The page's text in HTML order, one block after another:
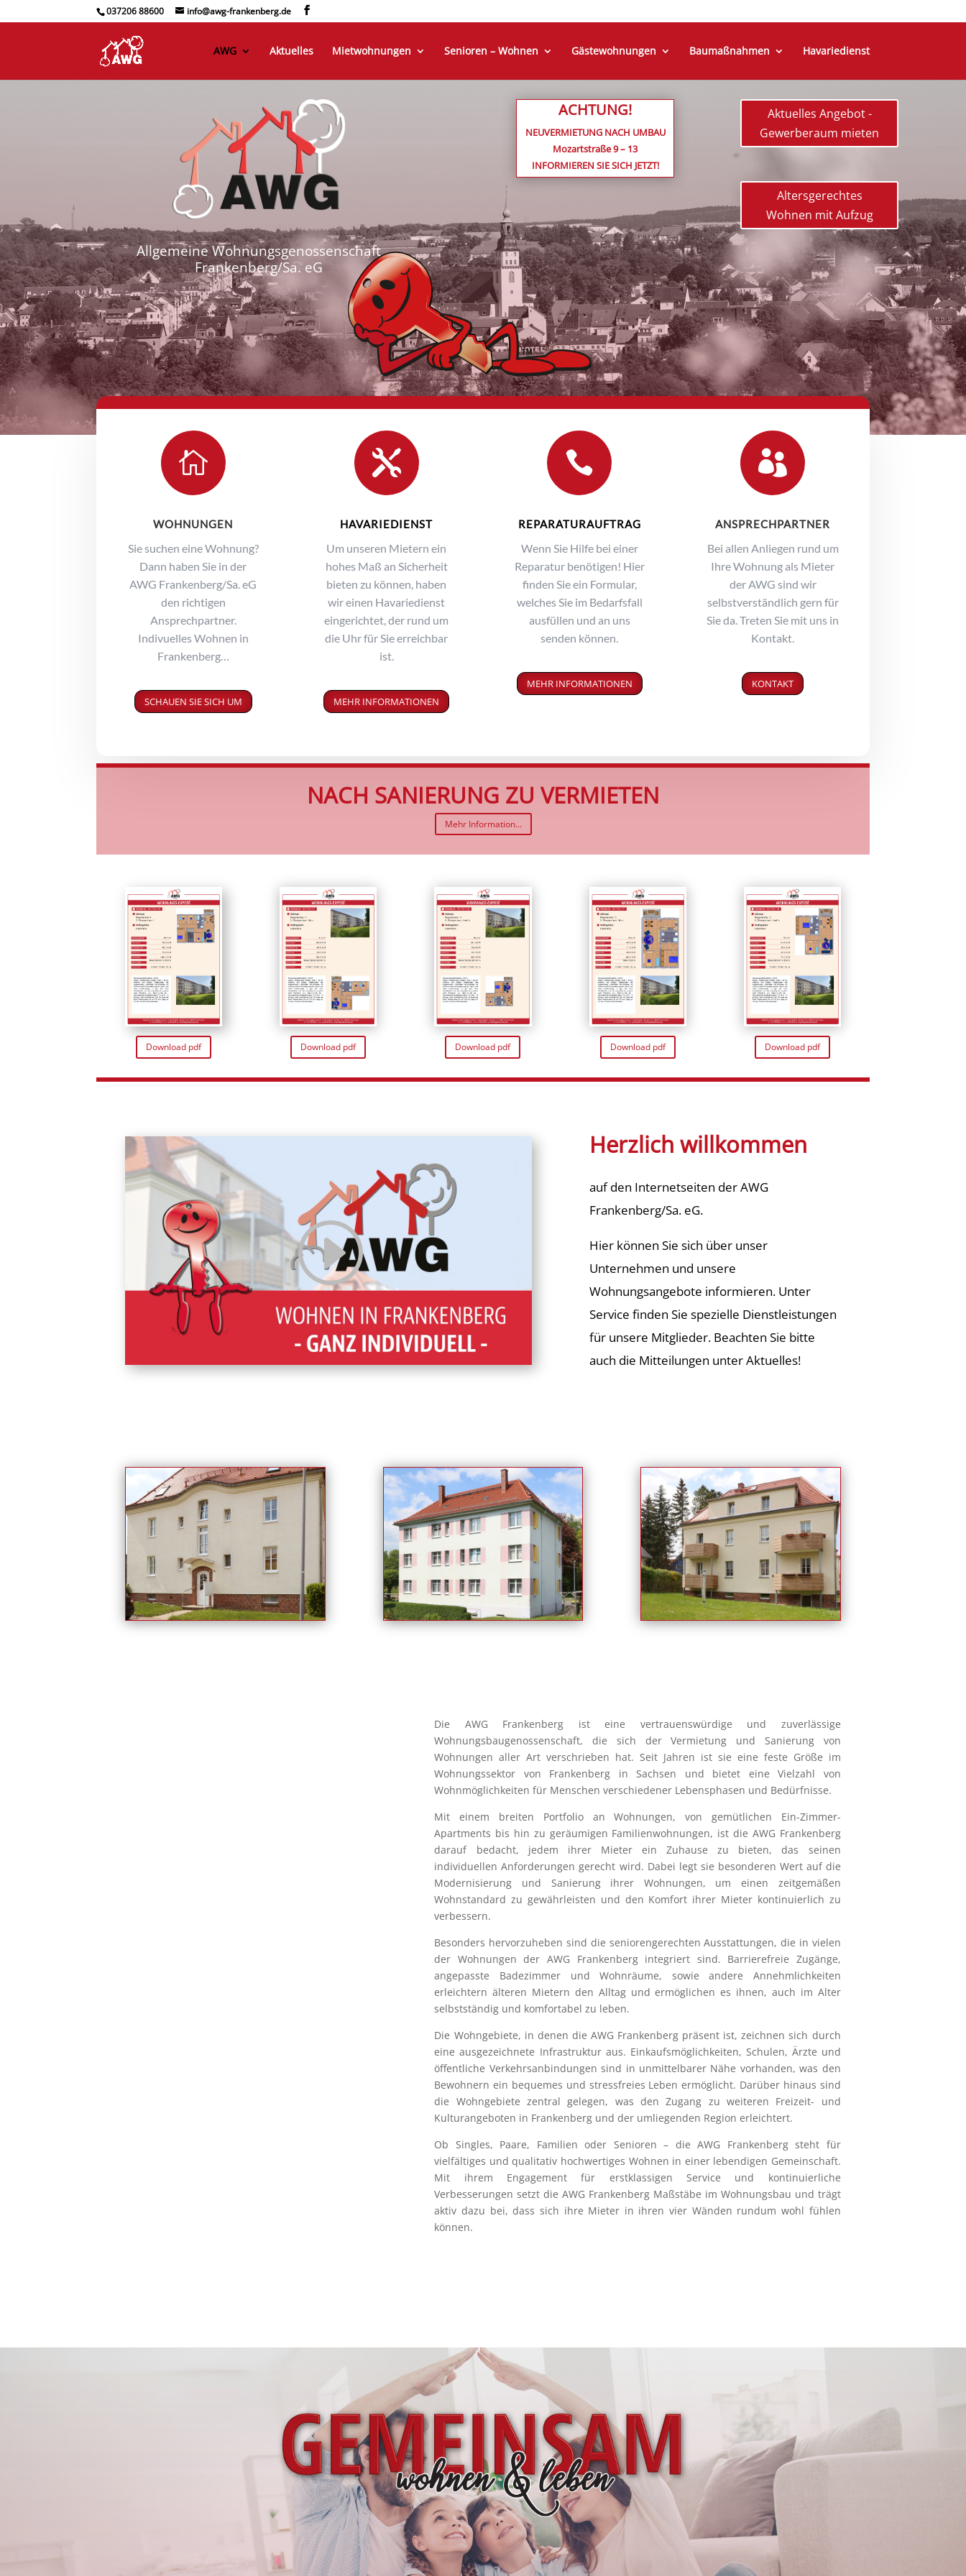
037206 88600 info@awg-frankenberg.de
AWG Aktuelles Mietwohnungen Senioren – Wohnen Gästewohnungen Baumaßnahmen Havariedienst
Allgemeine Wohnungsgenossenschaft
Frankenberg/Sa. eG
ACHTUNG!
NEUVERMIETUNG NACH UMBAU
Mozartstraße 9 – 13
INFORMIEREN SIE SICH JETZT!
Aktuelles Angebot -
Gewerberaum mieten
Altersgerechtes
Wohnen mit Aufzug

WOHNUNGEN
Sie suchen eine Wohnung?
Dann haben Sie in der
AWG Frankenberg/Sa. eG
den richtigen
Ansprechpartner.
Indivuelles Wohnen in
Frankenberg…
SCHAUEN SIE SICH UM

HAVARIEDIENST
Um unseren Mietern ein
hohes Maß an Sicherheit
bieten zu können, haben
wir einen Havariedienst
eingerichtet, der rund um
die Uhr für Sie erreichbar
ist.
MEHR INFORMATIONEN

REPARATURAUFTRAG
Wenn Sie Hilfe bei einer
Reparatur benötigen! Hier
finden Sie ein Formular,
welches Sie im Bedarfsfall
ausfüllen und an uns
senden können.
MEHR INFORMATIONEN

ANSPRECHPARTNER
Bei allen Anliegen rund um
Ihre Wohnung als Mieter
der AWG sind wir
selbstverständlich gern für
Sie da. Treten Sie mit uns in
Kontakt.
KONTAKT
NACH SANIERUNG ZU VERMIETEN
Mehr Information...
Download pdf Download pdf Download pdf Download pdf Download pdf
Herzlich willkommen
auf den Internetseiten der AWG
Frankenberg/Sa. eG.
Hier können Sie sich über unser
Unternehmen und unsere
Wohnungsangebote informieren. Unter
Service finden Sie spezielle Dienstleistungen
für unsere Mitglieder. Beachten Sie bitte
auch die Mitteilungen unter Aktuelles!
Die AWG Frankenberg ist eine vertrauenswürdige und zuverlässige
Wohnungsbaugenossenschaft, die sich der Vermietung und Sanierung von
Wohnungen aller Art verschrieben hat. Seit Jahren ist sie eine feste Größe im
Wohnungssektor von Frankenberg in Sachsen und bietet eine Vielzahl von
Wohnmöglichkeiten für Menschen verschiedener Lebensphasen und Bedürfnisse.
Mit einem breiten Portfolio an Wohnungen, von gemütlichen Ein-Zimmer-
Apartments bis hin zu geräumigen Familienwohnungen, ist die AWG Frankenberg
darauf bedacht, jedem ihrer Mieter ein Zuhause zu bieten, das seinen
individuellen Anforderungen gerecht wird. Dabei legt sie besonderen Wert auf die
Modernisierung und Sanierung ihrer Wohnungen, um einen zeitgemäßen
Wohnstandard zu gewährleisten und den Komfort ihrer Mieter kontinuierlich zu
verbessern.
Besonders hervorzuheben sind die seniorengerechten Ausstattungen, die in vielen
der Wohnungen der AWG Frankenberg integriert sind. Barrierefreie Zugänge,
angepasste Badezimmer und Wohnräume, sowie andere Annehmlichkeiten
erleichtern älteren Mietern den Alltag und ermöglichen es ihnen, auch im Alter
selbstständig und komfortabel zu leben.
Die Wohngebiete, in denen die AWG Frankenberg präsent ist, zeichnen sich durch
eine ausgezeichnete Infrastruktur aus. Einkaufsmöglichkeiten, Schulen, Ärzte und
öffentliche Verkehrsanbindungen sind in unmittelbarer Nähe vorhanden, was den
Bewohnern ein bequemes und stressfreies Leben ermöglicht. Darüber hinaus sind
die Wohngebiete zentral gelegen, was den Zugang zu weiteren Freizeit- und
Kulturangeboten in Frankenberg und der umliegenden Region erleichtert.
Ob Singles, Paare, Familien oder Senioren – die AWG Frankenberg steht für
vielfältiges und qualitativ hochwertiges Wohnen in einer lebendigen Gemeinschaft.
Mit ihrem Engagement für erstklassigen Service und kontinuierliche
Verbesserungen setzt die AWG Frankenberg Maßstäbe im Wohnungsbau und trägt
aktiv dazu bei, dass sich ihre Mieter in ihren vier Wänden rundum wohl fühlen
können.